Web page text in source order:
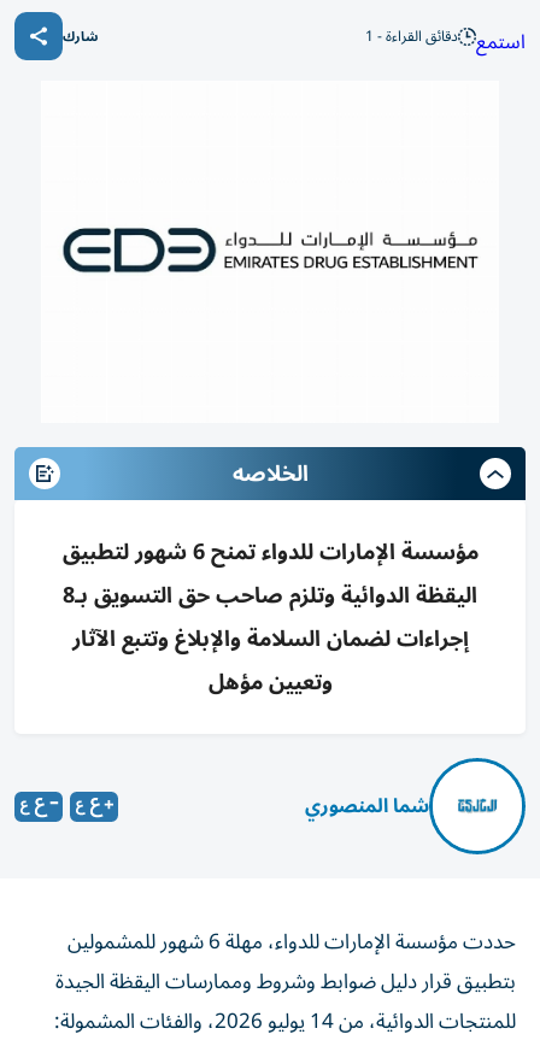
استمع دقائق القراءة - 1 شارك
الخلاصه
مؤسسة الإمارات للدواء تمنح 6 شهور لتطبيق
اليقظة الدوائية وتلزم صاحب حق التسويق بـ8
إجراءات لضمان السلامة والإبلاغ وتتبع الآثار
وتعيين مؤهل
شما المنصوري
حددت مؤسسة الإمارات للدواء، مهلة 6 شهور للمشمولين
بتطبيق قرار دليل ضوابط وشروط وممارسات اليقظة الجيدة
للمنتجات الدوائية، من 14 يوليو 2026، والفئات المشمولة: